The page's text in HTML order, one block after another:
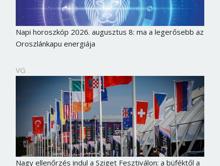
Napi horoszkóp 2026. augusztus 8: ma a legerősebb az
Oroszlánkapu energiája
VG
Nagy ellenőrzés indul a Sziget Fesztiválon: a büféktől a